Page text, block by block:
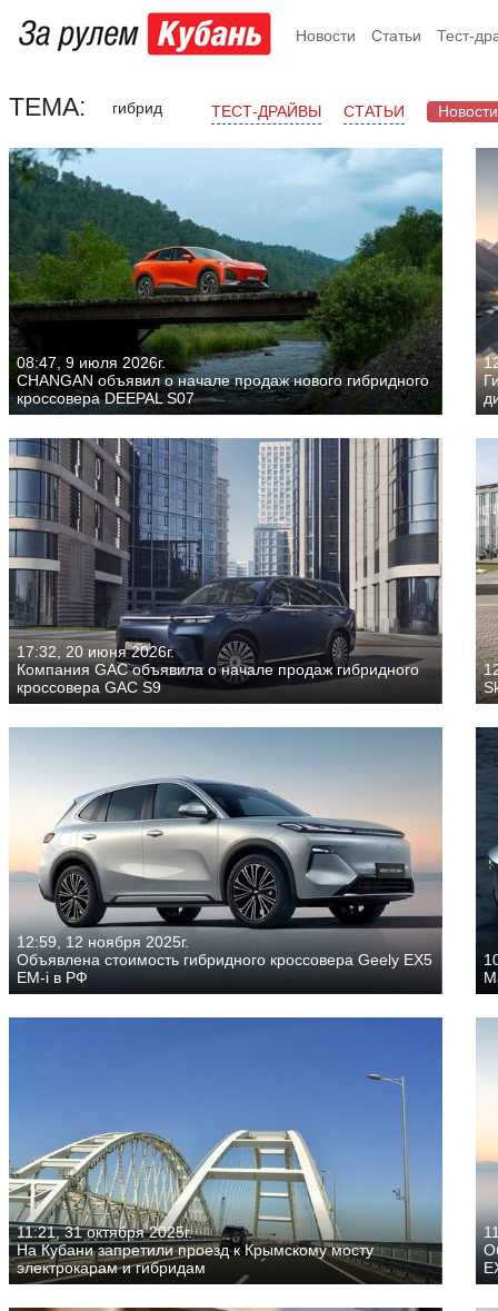
Новости Статьи Тест-
ТЕМА: гибрид ТЕСТ-ДРАЙВЫ СТАТЬИ Новости
08:47, 9 июля 2026г.
CHANGAN объявил о начале продаж нового гибридного
кроссовера DEEPAL S07
17:32, 20 июня 2026г.
Компания GAC объявила о начале продаж гибридного
кроссовера GAC S9
12:59, 12 ноября 2025г.
Объявлена стоимость гибридного кроссовера Geely EX5
EM-i в РФ
11:21, 31 октября 2025г.
На Кубани запретили проезд к Крымскому мосту
электрокарам и гибридам